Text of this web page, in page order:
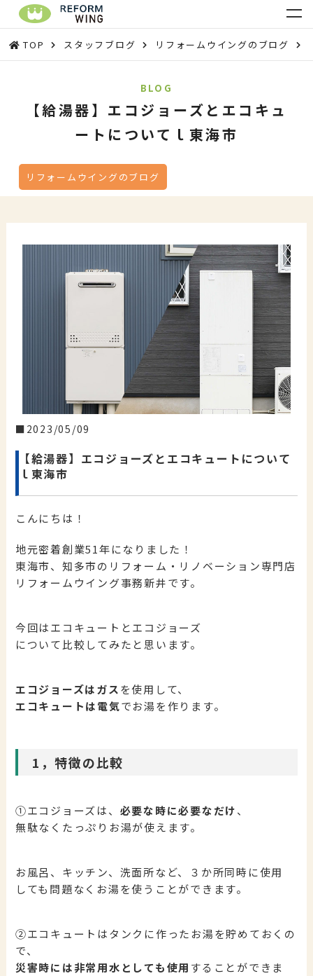
TOP スタッフブログ リフォームウイングのブログ
BLOG
【給湯器】エコジョーズとエコキュ
ートについてｌ東海市
リフォームウイングのブログ
2023/05/09
【給湯器】エコジョーズとエコキュートについて
ｌ東海市
こんにちは！
地元密着創業51年になりました！
東海市、知多市のリフォーム・リノベーション専門店
リフォームウイング事務新井です。
今回はエコキュートとエコジョーズ
について比較してみたと思います。
エコジョーズはガスを使用して、
エコキュートは電気でお湯を作ります。
1，特徴の比較
①エコジョーズは、 必要な時に必要なだけ、
無駄なくたっぷりお湯が使えます。
お風呂、キッチン、洗面所など、３か所同時に使用
しても問題なくお湯を使うことができます。
②エコキュートはタンクに作ったお湯を貯めておくの
で、
災害時には非常用水としても使用 することができま